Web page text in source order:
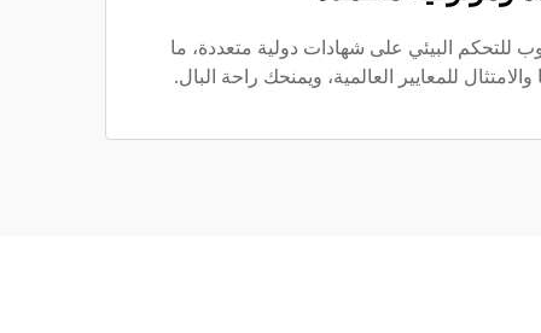
للتحكم البيئي على شهادات دولية متعددة، ما
للمعايير العالمية، ويمنحك راحة البال.